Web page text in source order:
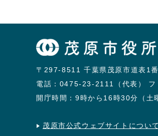
〒297-8511 千葉県茂原市道表1
電話： 0475-23-2111（代表）
開庁時間：9時から16時30分（土
茂原市公式ウェブサイトについて